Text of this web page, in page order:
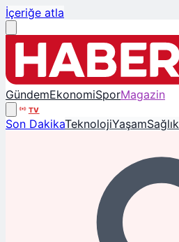
İçeriğe atla
GündemEkonomiSporMagazin
TV
Son DakikaTeknolojiYaşamSağlık